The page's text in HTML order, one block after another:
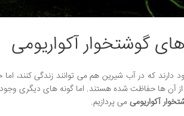
گوشتخوار آکواریومی
دارند که در آب شیرین هم می توانند زندگی کنند، اما
آن ها حفاظت شده هستند. اما گونه های دیگری وجود
آکواریومیمی پردازیم.